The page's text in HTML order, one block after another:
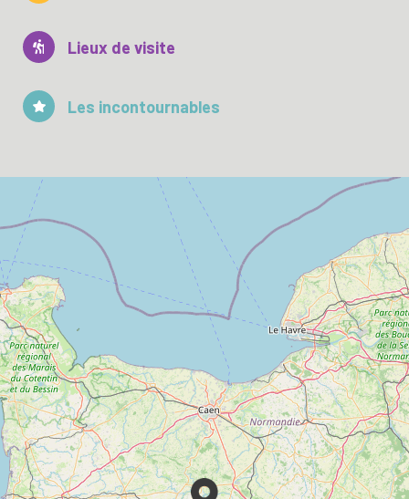
Lieux de visite
Les incontournables